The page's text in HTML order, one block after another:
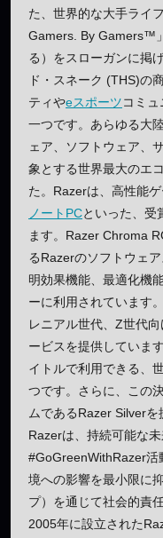
た、世界的な大手ライ
Gamers. By Gamers™
る）をスローガンに掲
ド・スネーク (THS)の
ティやeスポーツコミ
一つです。あらゆる大
ェア、ソフトウェア、
象とする世界最大のエ
た。Razerは、高性能
ノートPCといった、受
ます。Razer Chroma
るRazerのソフトウェ
明効果機能、最適化機
ーに利用されています
レニアル世代、Z世代
ービスを提供していま
イトルで利用できる、
つです。さらに、この
ムであるRazer Silverを
Razerは、持続可能な
#GoGreenWithRazer活
境への影響を最小限に
プ）を通じて社会的責
2005年に設立された